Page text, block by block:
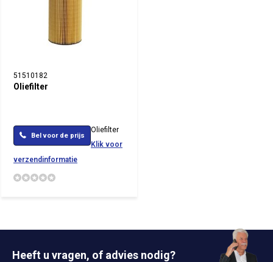
51510182
Oliefilter
Bel voor de prijs
Oliefilter
Klik voor
verzendinformatie
Heeft u vragen, of advies nodig?